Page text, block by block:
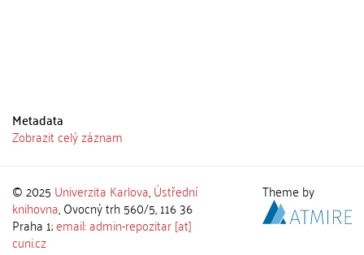
Metadata
Zobrazit celý záznam
© 2025 Univerzita Karlova,Ústřední
knihovna, Ovocný trh 560/5, 116 36
Praha 1;email: admin-repozitar [at]
cuni.cz
Theme by